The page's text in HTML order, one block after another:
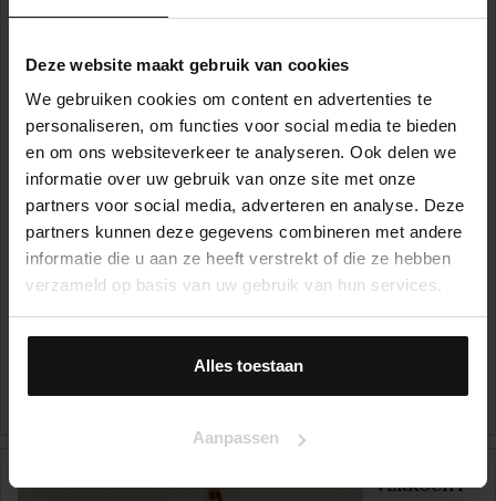
Deze website maakt gebruik van cookies
We gebruiken cookies om content en advertenties te
personaliseren, om functies voor social media te bieden
en om ons websiteverkeer te analyseren. Ook delen we
informatie over uw gebruik van onze site met onze
partners voor social media, adverteren en analyse. Deze
partners kunnen deze gegevens combineren met andere
informatie die u aan ze heeft verstrekt of die ze hebben
verzameld op basis van uw gebruik van hun services.
Alles toestaan
Aanpassen
Noorderbreek 82
€ 750.000,- k.k. 2
VERKOCHT